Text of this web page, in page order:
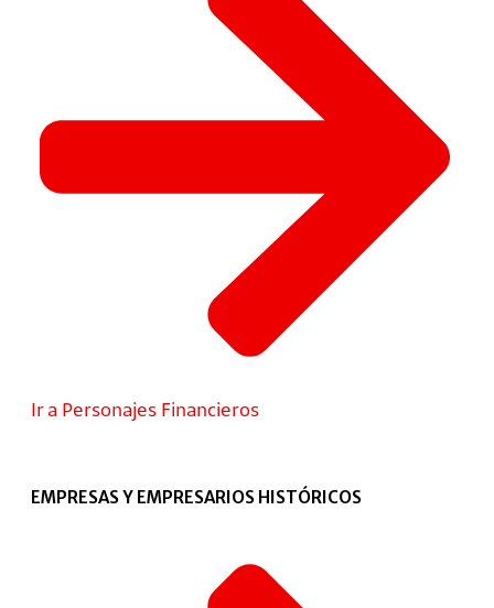
Ir a Personajes Financieros
EMPRESAS Y EMPRESARIOS HISTÓRICOS